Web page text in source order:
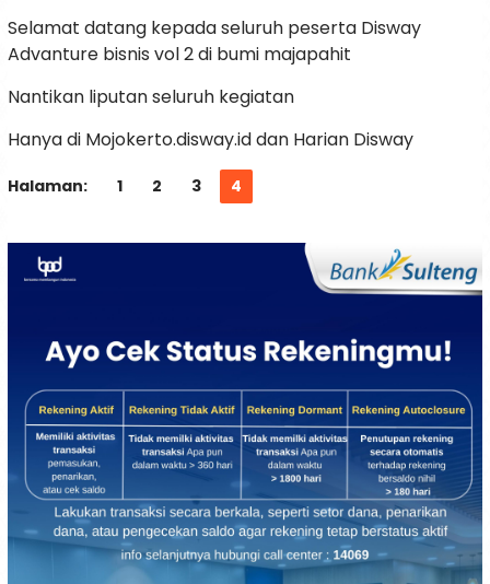
Selamat datang kepada seluruh peserta Disway
Advanture bisnis vol 2 di bumi majapahit
Nantikan liputan seluruh kegiatan
Hanya di Mojokerto.disway.id dan Harian Disway
Halaman: 1 2 3 4